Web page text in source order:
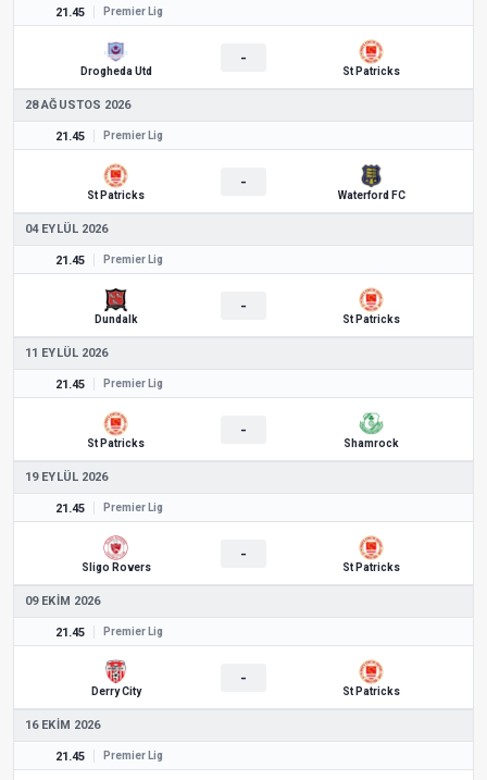
21.45 Premier Lig
Drogheda Utd
-
St Patricks
28 AĞUSTOS 2026
21.45 Premier Lig
St Patricks
-
Waterford FC
04 EYLÜL 2026
21.45 Premier Lig
Dundalk
-
St Patricks
11 EYLÜL 2026
21.45 Premier Lig
St Patricks
-
Shamrock
19 EYLÜL 2026
21.45 Premier Lig
Sligo Rovers
-
St Patricks
09 EKIM 2026
21.45 Premier Lig
Derry City
-
St Patricks
16 EKIM 2026
21.45 Premier Lig